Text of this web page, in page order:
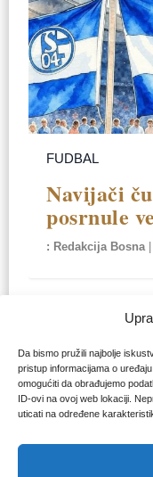
Da bismo pružili najbolje
pristup informacijama o
omogućiti da obrađujemo
ID-ovi na ovoj web lokaciji.
uticati na određene
FUDBAL
Navijači
posrnule
Redakcija Bosna